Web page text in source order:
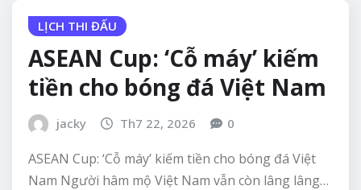
LỊCH THI ĐẤU
ASEAN Cup: ‘Cỗ máy’ kiếm
tiền cho bóng đá Việt Nam
jacky Th7 22, 2026 0
ASEAN Cup: ‘Cỗ máy’ kiếm tiền cho bóng đá Việt
Nam Người hâm mộ Việt Nam vẫn còn lâng lâng…